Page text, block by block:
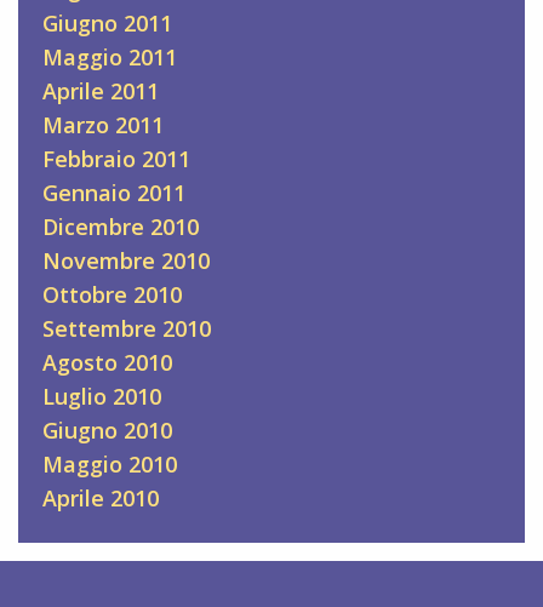
Giugno 2011
Maggio 2011
Aprile 2011
Marzo 2011
Febbraio 2011
Gennaio 2011
Dicembre 2010
Novembre 2010
Ottobre 2010
Settembre 2010
Agosto 2010
Luglio 2010
Giugno 2010
Maggio 2010
Aprile 2010